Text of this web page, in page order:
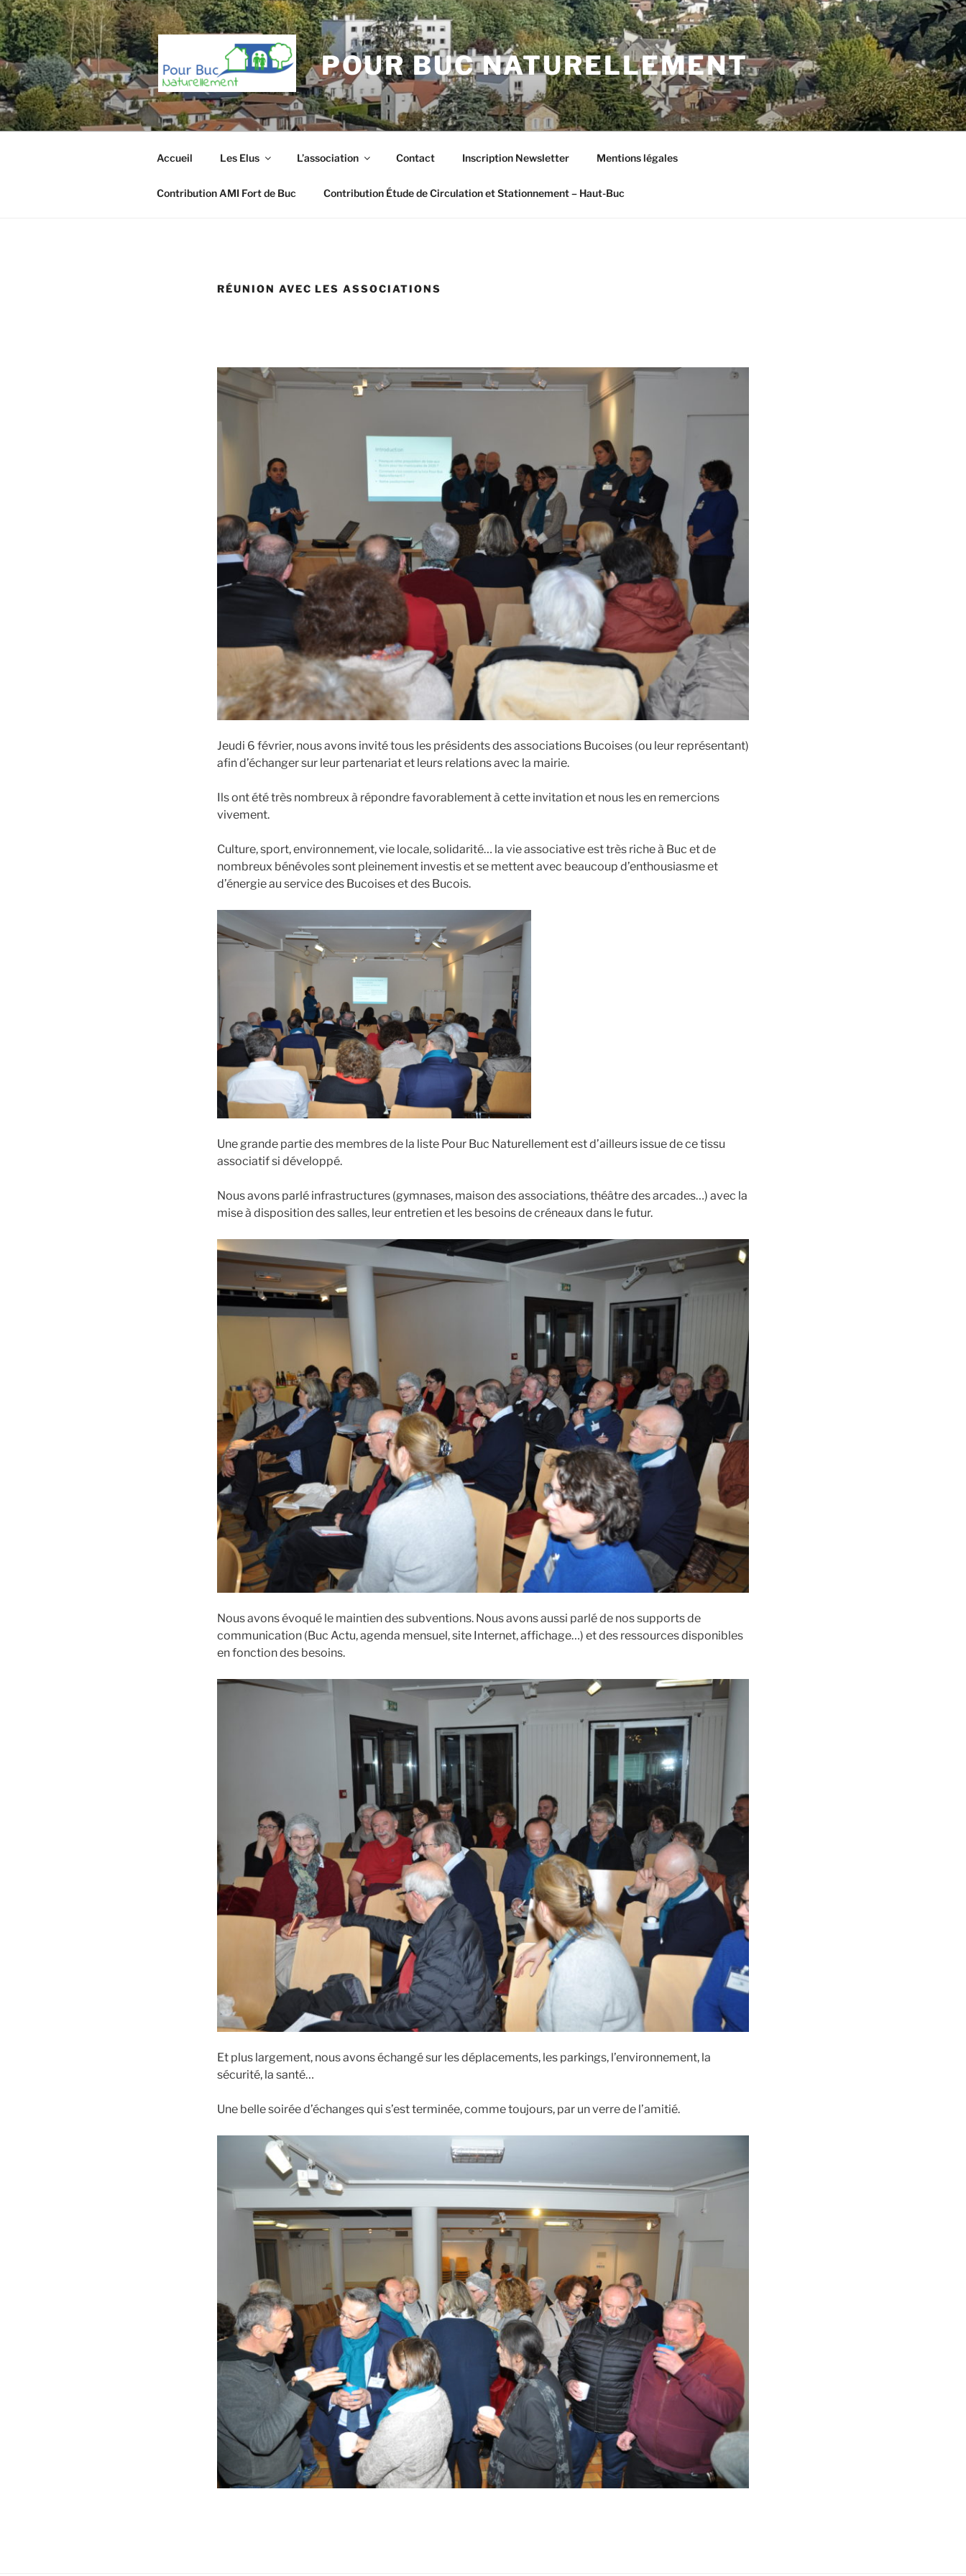
Aller
au
contenu
principal
POUR BUC NATURELLEMENT
Accueil Les Elus L’association Contact Inscription Newsletter Mentions légales
Contribution AMI Fort de Buc Contribution Étude de Circulation et Stationnement – Haut-Buc
RÉUNION AVEC LES ASSOCIATIONS
Jeudi 6 février, nous avons invité tous les présidents des associations Bucoises (ou leur représentant)
afin d’échanger sur leur partenariat et leurs relations avec la mairie.
Ils ont été très nombreux à répondre favorablement à cette invitation et nous les en remercions
vivement.
Culture, sport, environnement, vie locale, solidarité… la vie associative est très riche à Buc et de
nombreux bénévoles sont pleinement investis et se mettent avec beaucoup d’enthousiasme et
d’énergie au service des Bucoises et des Bucois.
Une grande partie des membres de la liste Pour Buc Naturellement est d’ailleurs issue de ce tissu
associatif si développé.
Nous avons parlé infrastructures (gymnases, maison des associations, théâtre des arcades…) avec la
mise à disposition des salles, leur entretien et les besoins de créneaux dans le futur.
Nous avons évoqué le maintien des subventions. Nous avons aussi parlé de nos supports de
communication (Buc Actu, agenda mensuel, site Internet, affichage…) et des ressources disponibles
en fonction des besoins.
Et plus largement, nous avons échangé sur les déplacements, les parkings, l’environnement, la
sécurité, la santé…
Une belle soirée d’échanges qui s’est terminée, comme toujours, par un verre de l’amitié.